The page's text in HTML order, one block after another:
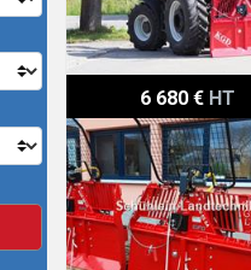
6 680 € HT
Königswieser KGD 550 EH